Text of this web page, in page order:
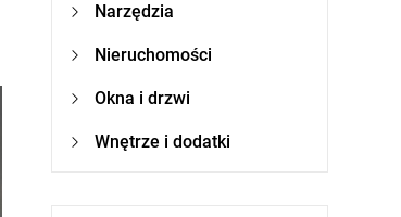
Narzędzia
Nieruchomości
Okna i drzwi
Wnętrze i dodatki